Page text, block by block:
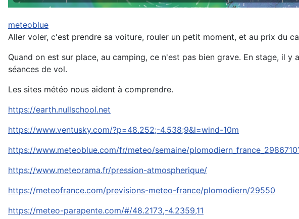
meteoblue
Aller voler, c'est prendre sa voiture, rouler un petit moment, et au prix du
Quand on est sur place, au camping, ce n'est pas bien grave. En stage, il
séances de vol.
Les sites météo nous aident à comprendre.
https://earth.nullschool.net
https://www.ventusky.com/?p=48.252;-4.538;9&l=wind-10m
https://www.meteoblue.com/fr/meteo/semaine/
https://www.meteorama.fr/pression-atmospherique/
https://meteofrance.com/previsions-meteo-france/plomodiern/29550
https://meteo-parapente.com/#/48.2173,-4.2359,11